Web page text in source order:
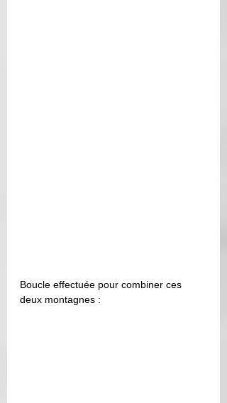
Boucle effectuée pour combiner ces
deux montagnes :